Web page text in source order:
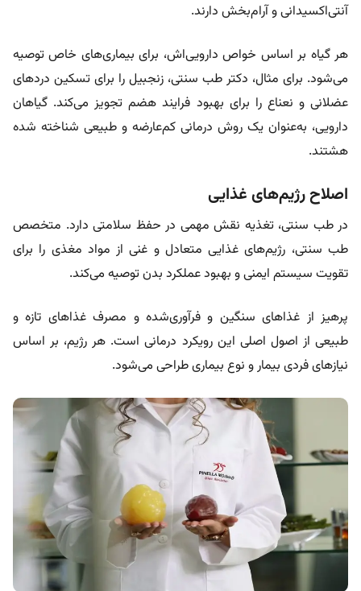
آنتی‌اکسیدانی و آرام‌بخش دارند.
هر گیاه بر اساس خواص دارویی‌اش، برای بیماری‌های خاص توصیه
می‌شود. برای مثال، دکتر طب سنتی، زنجبیل را برای تسکین دردهای
عضلانی و نعناع را برای بهبود فرایند هضم تجویز می‌کند. گیاهان
دارویی، به‌عنوان یک روش درمانی کم‌عارضه و طبیعی شناخته شده
هشتند.
اصلاح رژیم‌های غذایی
در طب سنتی، تغذیه نقش مهمی در حفظ سلامتی دارد. متخصص
طب سنتی، رژیم‌های غذایی متعادل و غنی از مواد مغذی را برای
تقویت سیستم ایمنی و بهبود عملکرد بدن توصیه می‌کند.
پرهیز از غذاهای سنگین و فرآوری‌شده و مصرف غذاهای تازه و
طبیعی از اصول اصلی این رویکرد درمانی است. هر رژیم، بر اساس
نیازهای فردی بیمار و نوع بیماری طراحی می‌شود.